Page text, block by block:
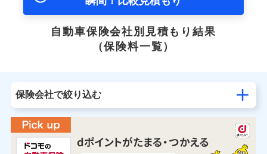
自動車保険会社別見積もり結果
（保険料一覧）
保険会社で絞り込む